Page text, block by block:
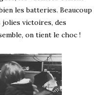
les batteries. Beaucoup
jolies victoires, des
on tient le choc !